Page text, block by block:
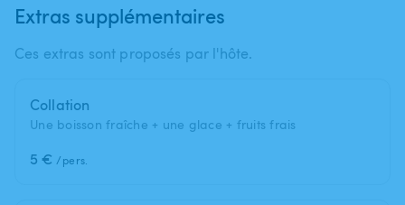
Extras supplémentaires
Ces extras sont proposés par l'hôte.
Collation
Une boisson fraîche + une glace + fruits frais
5 € /pers.